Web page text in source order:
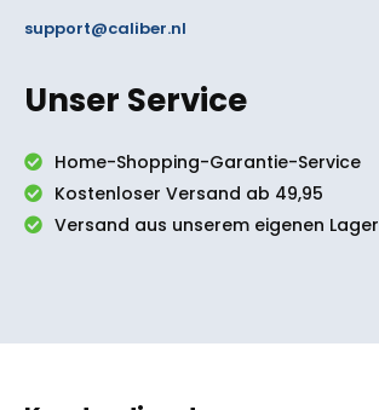
support@caliber.nl
Unser Service
Home-Shopping-Garantie-Service
Kostenloser Versand ab 49,95
Versand aus unserem eigenen Lager